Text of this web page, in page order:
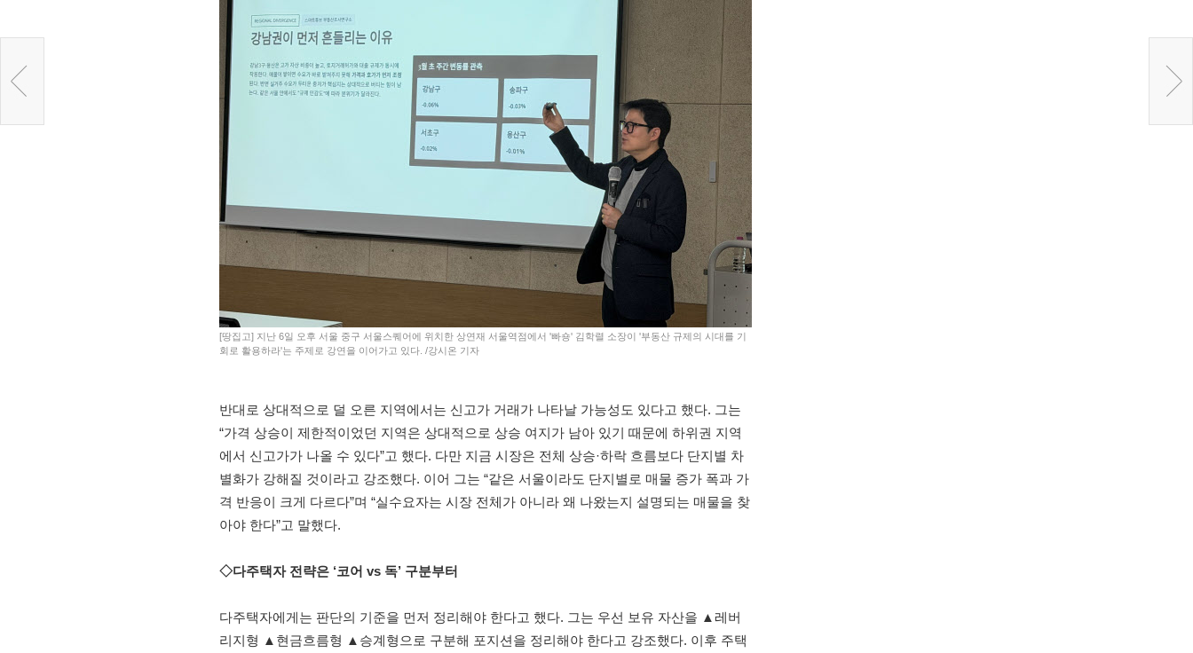
[땅집고] 지난 6일 오후 서울 중구 서울스퀘어에 위치한 상연재 서울역점에서 '빠숑' 김학렬 소장이 '부동산 규제의 시대를 기
회로 활용하라'는 주제로 강연을 이어가고 있다. /강시온 기자
반대로 상대적으로 덜 오른 지역에서는 신고가 거래가 나타날 가능성도 있다고 했다. 그는
“가격 상승이 제한적이었던 지역은 상대적으로 상승 여지가 남아 있기 때문에 하위권 지역
에서 신고가가 나올 수 있다”고 했다. 다만 지금 시장은 전체 상승·하락 흐름보다 단지별 차
별화가 강해질 것이라고 강조했다. 이어 그는 “같은 서울이라도 단지별로 매물 증가 폭과 가
격 반응이 크게 다르다”며 “실수요자는 시장 전체가 아니라 왜 나왔는지 설명되는 매물을 찾
아야 한다”고 말했다.
◇다주택자 전략은 ‘코어 vs 독’ 구분부터
다주택자에게는 판단의 기준을 먼저 정리해야 한다고 했다. 그는 우선 보유 자산을 ▲레버
리지형 ▲현금흐름형 ▲승계형으로 구분해 포지션을 정리해야 한다고 강조했다. 이후 주택